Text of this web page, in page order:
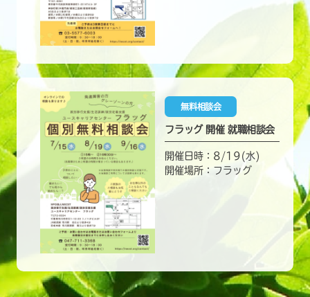
無料相談会
フラッグ 開催 就職相談会
開催日時：8/19(水)
開催場所：フラッグ